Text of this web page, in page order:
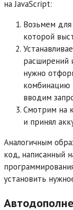
на JavaScript:
Возьмем
которой
расширений
нужно
комбинацию
вводим
Смотрим на
и принял
Аналогичным
код, написанный
установить